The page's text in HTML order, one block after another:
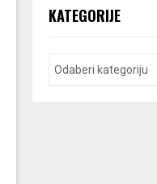
KATEGORIJE